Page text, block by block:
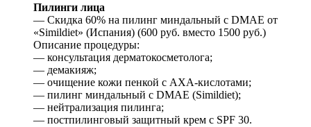
Пилинги лица
— Скидка 60% на пилинг миндальный c DMAE от
«Simildiet» (Испания) (600 руб. вместо 1500 руб.)
Описание процедуры:
— консультация дерматокосметолога;
— демакияж;
— очищение кожи пенкой с AXA-кислотами;
— пилинг миндальный c DMAE (Simildiet);
— нейтрализация пилинга;
— постпилинговый защитный крем с SPF 30.